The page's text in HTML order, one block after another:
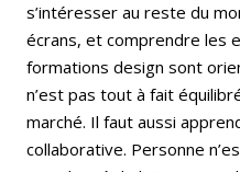
s’intéresser au reste du
écrans, et comprendre les
formations design sont
n’est pas tout à fait
marché. Il faut aussi
collaborative. Personne